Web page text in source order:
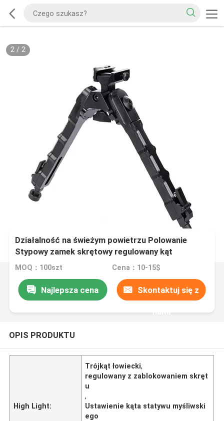
2/ 2
Działalność na świeżym powietrzu Polowanie
Stypowy zamek skrętowy regulowany kąt
regulacja
MOQ：100szt Cena：10-15$
Najlepsza cena Skontaktuj się z
nami
OPIS PRODUKTU
High Light:
Trójkąt łowiecki,
regulowany z zablokowaniem skręt
u
,
Ustawienie kąta statywu myśliwski
ego